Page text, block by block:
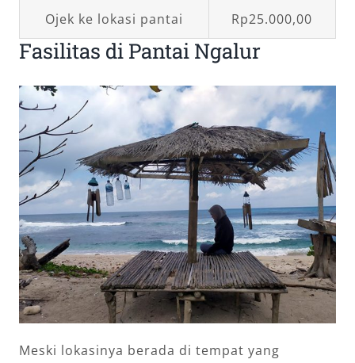
Ojek ke lokasi pantai Rp25.000,00
Fasilitas di Pantai Ngalur
Meski lokasinya berada di tempat yang